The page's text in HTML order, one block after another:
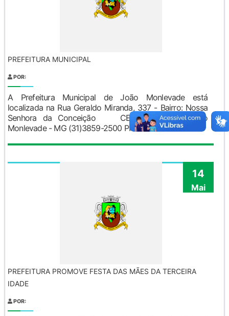
PREFEITURA MUNICIPAL
POR:
A Prefeitura Municipal de João Monlevade está
localizada na Rua Geraldo Miranda, 337 - Bairro: Nossa
Senhora da Conceição CEP:35930-027 João
Monlevade - MG (31)3859-2500 PREFEITO&nb...
14
Mai
PREFEITURA PROMOVE FESTA DAS MÃES DA TERCEIRA
IDADE
POR: